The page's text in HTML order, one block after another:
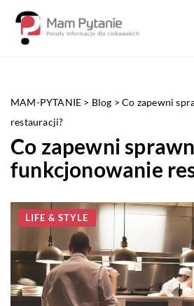
MAM-PYTANIE > Blog >Co zapewni
restauracji?
Co zapewni
funkcjonowanie
LIFE & STYLE